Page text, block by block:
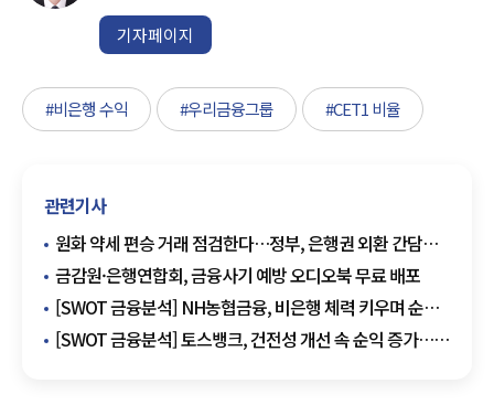
기자페이지
#비은행 수익 #우리금융그룹 #CET1 비율
관련기사
원화 약세 편승 거래 점검한다…정부, 은행권 외환 간담회
개최
금감원·은행연합회, 금융사기 예방 오디오북 무료 배포
[SWOT 금융분석] NH농협금융, 비은행 체력 키우며 순익
개선…생산적 금융으로 성장 축 확대
[SWOT 금융분석] 토스뱅크, 건전성 개선 속 순익 증가…